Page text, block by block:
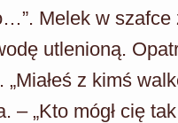
Melek w szafce
utlenioną.
z kimś
– „Kto mógł cię tak